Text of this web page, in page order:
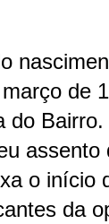
de
do
assento
o início
da